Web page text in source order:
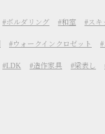
ボルダリング 和室 スキ
ウォークインクロゼット
LDK 造作家具 梁表し